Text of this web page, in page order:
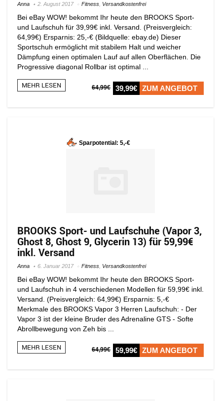
Anna 2. August 2017 Fitness Versandkostenfrei
Bei eBay WOW! bekommt Ihr heute den BROOKS Sport-
und Laufschuh für 39,99€ inkl. Versand. (Preisvergleich:
64,99€) Ersparnis: 25,-€ (Bildquelle: ebay.de) Dieser
Sportschuh ermöglicht mit stabilem Halt und weicher
Dämpfung einen optimalen Lauf auf allen Oberflächen. Die
Progressive diagonal Rollbar ist optimal ...
MEHR LESEN 64,99€ 39,99€ ZUM ANGEBOT
Sparpotential: 5,-€
BROOKS Sport- und Laufschuhe (Vapor 3,
Ghost 8, Ghost 9, Glycerin 13) für 59,99€
inkl. Versand
Anna 6. Januar 2017 Fitness Versandkostenfrei
Bei eBay WOW! bekommt Ihr heute den BROOKS Sport-
und Laufschuh in 4 verschiedenen Modellen für 59,99€ inkl.
Versand. (Preisvergleich: 64,99€) Ersparnis: 5,-€
Merkmale des BROOKS Vapor 3 Herren Laufschuh: - Der
Vapor 3 ist der kleine Bruder des Adrenaline GTS - Softe
Abrollbewegung von Zeh bis ...
MEHR LESEN 64,99€ 59,99€ ZUM ANGEBOT